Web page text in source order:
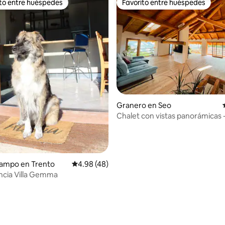
de 5, 27 reseñas
huéspedes preferido
entre huéspedes
en Trento Calificación promedio: 4.98 de 5, 48 reseñas
4.98 (48)
Villa Gemma
Favorito entre huéspedes
Favorito entre huéspedes
Granero en Seo
Chalet con vistas panorámicas